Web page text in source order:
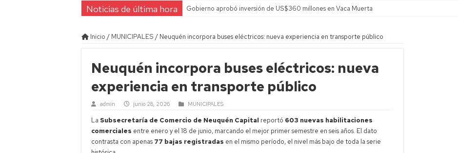
Noticias de última hora Gobierno aprobó inversión de US$360 millones en Vaca Muerta
Inicio / MUNICIPALES / Neuquén incorpora buses eléctricos: nueva experiencia en transporte público
Neuquén incorpora buses eléctricos: nueva
experiencia en transporte público
admin junio 28, 2026 MUNICIPALES
La Subsecretaría de Comercio de Neuquén Capital reportó 603 nuevas habilitaciones
comerciales entre enero y el 18 de junio, marcando el mejor primer semestre en seis años. El dato
contrasta con apenas 77 bajas registradas en el mismo período, el nivel más bajo de toda la serie